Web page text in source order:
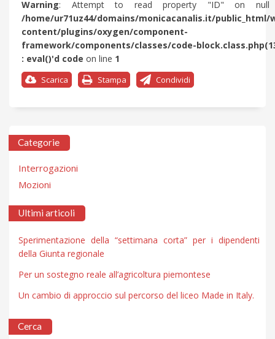
Warning: Attempt to read property "ID" on
/home/ur71uz44/domains/monicacanalis.it/public_html/
content/plugins/oxygen/component-
framework/components/classes/code-
: eval()'d code on line 1
Scarica Stampa Condividi
Categorie
Interrogazioni
Mozioni
Ultimi articoli
Sperimentazione della “settimana corta” per i dipendenti
della Giunta regionale
Per un sostegno reale all’agricoltura piemontese
Un cambio di approccio sul percorso del liceo Made in Italy.
Cerca